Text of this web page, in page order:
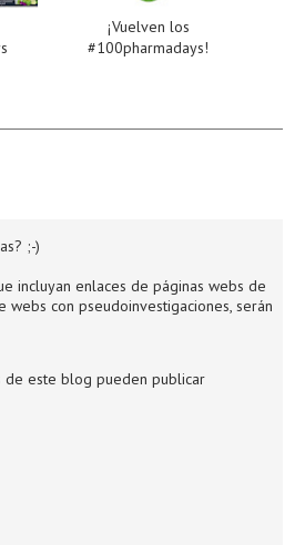
¡Vuelven los
#100pharmadays!
;-)
incluyan enlaces de páginas webs de
webs con pseudoinvestigaciones, serán
de este blog pueden publicar